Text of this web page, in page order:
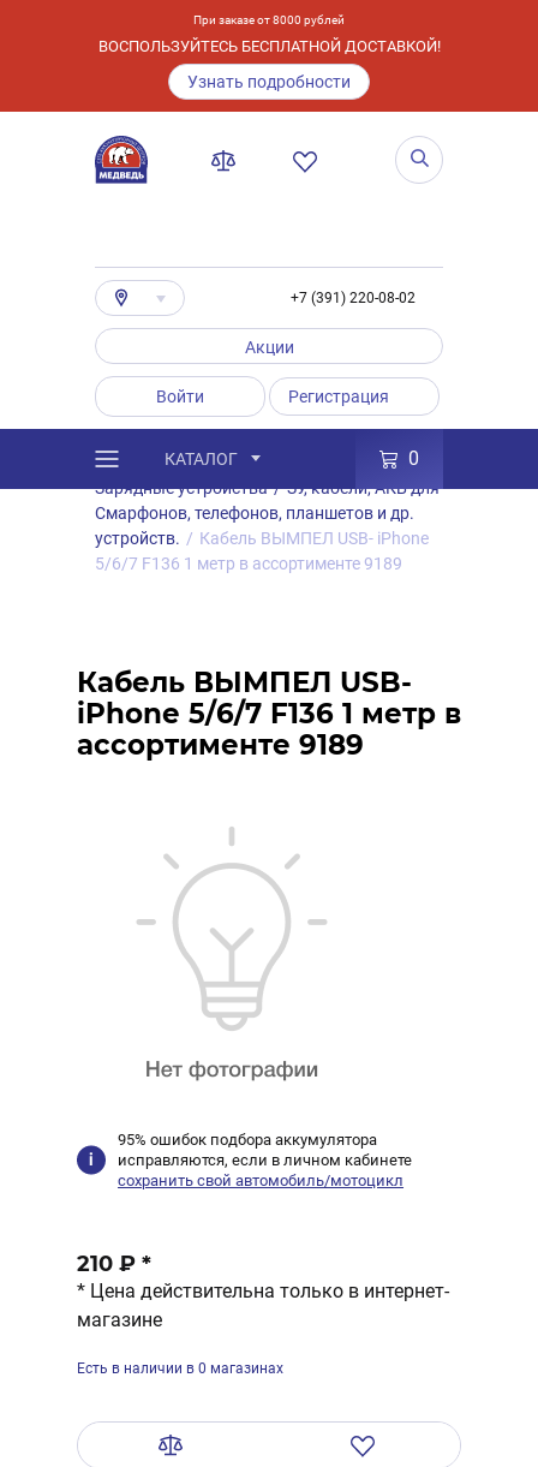
При заказе от 8000 рублей
ВОСПОЛЬЗУЙТЕСЬ БЕСПЛАТНОЙ ДОСТАВКОЙ!
Узнать подробности
+7 (391) 220-08-02
Акции
Войти Регистрация
КАТАЛОГ 0
Каталог / Товары Аксессуары
/
Зарядные устройства / ЗУ, кабели, АКБ для
Смарфонов, телефонов, планшетов и др.
устройств. / Кабель ВЫМПЕЛ USB- iPhone
5/6/7 F136 1 метр в ассортименте 9189
Кабель ВЫМПЕЛ USB-
iPhone 5/6/7 F136 1 метр в
ассортименте 9189
95% ошибок подбора аккумулятора
исправляются, если в личном кабинете
сохранить свой автомобиль/мотоцикл
210 ₽ *
* Цена действительна только в интернет-
магазине
Есть в наличии в 0 магазинах